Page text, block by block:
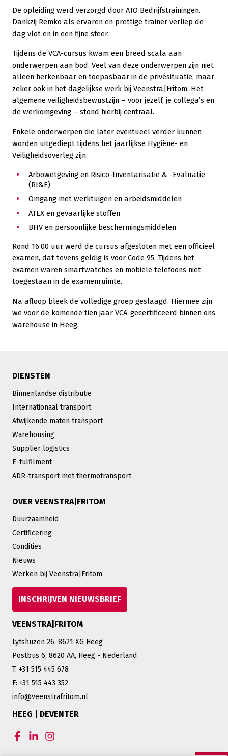
De opleiding werd verzorgd door ATO Bedrijfstrainingen.
Dankzij Remko als ervaren en prettige trainer verliep de
dag vlot en in een fijne sfeer.
Tijdens de VCA-cursus kwam een breed scala aan
onderwerpen aan bod. Veel van deze onderwerpen zijn niet
alleen herkenbaar en toepasbaar in de privésituatie, maar
zeker ook in het dagelijkse werk bij Veenstra|Fritom. Het
algemene veiligheidsbewustzijn – voor jezelf, je collega’s en
de werkomgeving – stond hierbij centraal.
Enkele onderwerpen die later eventueel verder kunnen
worden uitgediept tijdens het jaarlijkse Hygiëne- en
Veiligheidsoverleg zijn:
Arbowetgeving en Risico-Inventarisatie & -Evaluatie
(RI&E)
Omgang met werktuigen en arbeidsmiddelen
ATEX en gevaarlijke stoffen
BHV en persoonlijke beschermingsmiddelen
Rond 16.00 uur werd de cursus afgesloten met een officieel
examen, dat tevens geldig is voor Code 95. Tijdens het
examen waren smartwatches en mobiele telefoons niet
toegestaan in de examenruimte.
Na afloop bleek de volledige groep geslaagd. Hiermee zijn
we voor de komende tien jaar VCA-gecertificeerd binnen ons
warehouse in Heeg.
DIENSTEN
Binnenlandse distributie
Internationaal transport
Afwijkende maten transport
Warehousing
Supplier logistics
E-fulfilment
ADR-transport met thermotransport
OVER VEENSTRA|FRITOM
Duurzaamheid
Certificering
Condities
Nieuws
Werken bij Veenstra|Fritom
INSCHRIJVEN NIEUWSBRIEF
VEENSTRA|FRITOM
Lytshuzen 26, 8621 XG Heeg
Postbus 6, 8620 AA, Heeg - Nederland
T: +31 515 445 678
F: +31 515 443 352
info@veenstrafritom.nl
HEEG | DEVENTER